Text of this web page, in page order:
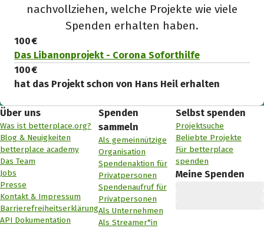
nachvollziehen, welche Projekte wie viele
Spenden erhalten haben.
100 €
Das Libanonprojekt - Corona Soforthilfe
100 €
hat das Projekt schon von Hans Heil erhalten
Über uns
Was ist betterplace.org?
Blog & Neuigkeiten
betterplace academy
Das Team
Jobs
Presse
Kontakt & Impressum
Barrierefreiheitserklärung
API Dokumentation
Spenden
sammeln
Als gemeinnützige
Organisation
Spendenaktion für
Privatpersonen
Spendenaufruf für
Privatpersonen
Als Unternehmen
Als Streamer*in
Selbst spenden
Projektsuche
Beliebte Projekte
Für betterplace
spenden
Meine Spenden